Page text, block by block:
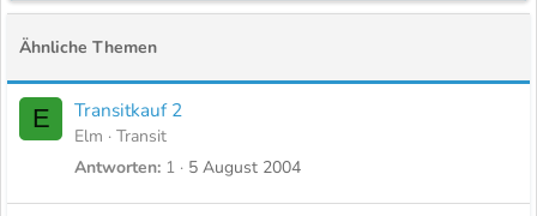
Ähnliche Themen
E Transitkauf 2
Elm
Transit
Antworten 1 5 August 2004